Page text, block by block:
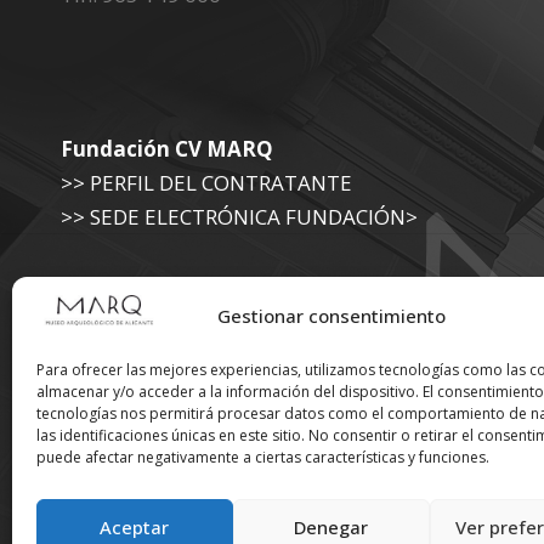
Gestionar consentimiento
Para ofrecer las mejores experiencias, utilizamos tecnologías como las
almacenar y/o acceder a la información del dispositivo. El
tecnologías nos permitirá procesar datos como el comportamiento de
las identificaciones únicas en este sitio. No consentir o retirar el
puede afectar negativamente a ciertas características y funciones.
Aceptar Denegar Ver
Fundación CV MARQ
>> PERFIL DEL CONTRATANTE
>> SEDE ELECTRÓNICA FUNDACIÓN>
>> SEDE ELECTRÓNICA DIPUTACIÓN
Suscríbete a nuestra
Newsletter